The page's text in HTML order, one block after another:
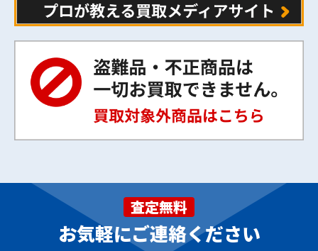
査定無料
お気軽にご連絡ください